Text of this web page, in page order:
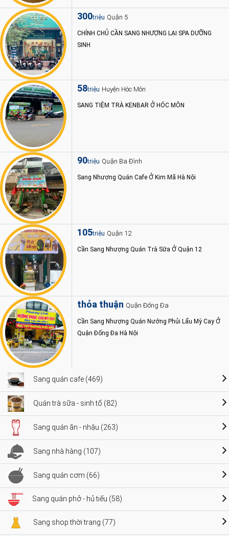
300triệu Quận 5
CHÍNH CHỦ CẦN SANG NHƯỢNG LẠI SPA DƯỠNG
SINH
58triệu Huyện Hóc Môn
SANG TIỆM TRÀ KENBAR Ở HÓC MÔN
90triệu Quận Ba Đình
Sang Nhượng Quán Cafe Ở Kim Mã Hà Nội
105triệu Quận 12
Cần Sang Nhượng Quán Trà Sữa Ở Quận 12
thỏa thuận Quận Đống Đa
Cần Sang Nhượng Quán Nướng Phủi Lẩu Mỳ Cay Ở
Quận Đống Đa Hà Nội
Sang quán cafe (469)
Quán trà sữa - sinh tố (82)
Sang quán ăn - nhậu (263)
Sang nhà hàng (107)
Sang quán cơm (66)
Sang quán phở - hủ tiếu (58)
Sang shop thời trang (77)